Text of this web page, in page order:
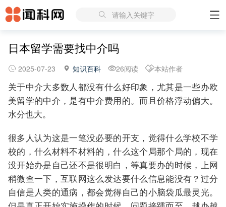
请输入关键字
日本留学需要找中介吗
2025-07-23 知识百科 26阅读 本站作者
关于中介大多数人都没有什么好印象，尤其是一些办欧
美留学的中介，是有中介费用的。而且价格浮动偏大。
水分也大。
很多人认为这是一笔没必要的开支，觉得什么学校不学
校的，什么材料不材料的，什么这个局那个局的，现在
没开始办是自己还不是很明白，等真要办的时候，上网
稍微查一下，互联网这么发达要什么信息能没有？过分
自信是人类的通病，都会觉得自己的小脑袋瓜最灵光。